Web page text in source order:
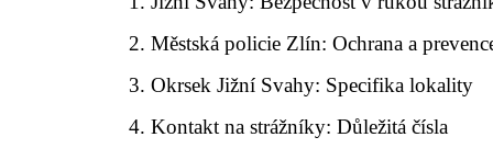
Městská policie Zlín: Ochrana a
Okrsek Jižní Svahy: Specifika lokality
Kontakt na strážníky: Důležitá čísla